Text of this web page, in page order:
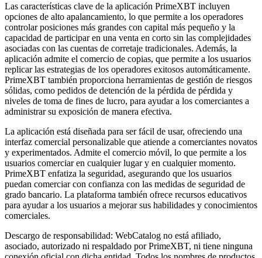
Las características clave de la aplicación PrimeXBT incluyen
opciones de alto apalancamiento, lo que permite a los operadores
controlar posiciones más grandes con capital más pequeño y la
capacidad de participar en una venta en corto sin las complejidades
asociadas con las cuentas de corretaje tradicionales. Además, la
aplicación admite el comercio de copias, que permite a los usuarios
replicar las estrategias de los operadores exitosos automáticamente.
PrimeXBT también proporciona herramientas de gestión de riesgos
sólidas, como pedidos de detención de la pérdida de pérdida y
niveles de toma de fines de lucro, para ayudar a los comerciantes a
administrar su exposición de manera efectiva.
La aplicación está diseñada para ser fácil de usar, ofreciendo una
interfaz comercial personalizable que atiende a comerciantes novatos
y experimentados. Admite el comercio móvil, lo que permite a los
usuarios comerciar en cualquier lugar y en cualquier momento.
PrimeXBT enfatiza la seguridad, asegurando que los usuarios
puedan comerciar con confianza con las medidas de seguridad de
grado bancario. La plataforma también ofrece recursos educativos
para ayudar a los usuarios a mejorar sus habilidades y conocimientos
comerciales.
Descargo de responsabilidad: WebCatalog no está afiliado,
asociado, autorizado ni respaldado por PrimeXBT, ni tiene ninguna